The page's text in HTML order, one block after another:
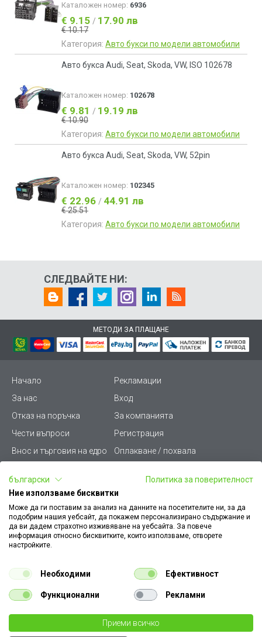
€ 1.94
Каталожен номер: 6936
€ 9.15 / 17.90 лв
€ 10.17
Категория: Авто букси по модели автомобили
Авто букса Audi, Seat, Skoda, VW, ISO 102678
Каталожен номер: 102678
€ 9.81 / 19.19 лв
€ 10.90
Категория: Авто букси по модели автомобили
Авто букса Audi, Seat, Skoda, VW, 52pin
Каталожен номер: 102345
€ 22.96 / 44.91 лв
€ 25.51
Категория: Авто букси по модели автомобили
СЛЕДВАЙТЕ НИ:
МЕТОДИ ЗА ПЛАЩАНЕ
Начало
Рекламации
За нас
Вход
Отказ на поръчка
За компанията
Чести въпроси
Регистрация
Внос и търговия на едро
Оплакване / похвала
Условия за ползване
Стани дистрибутор
Карта на сайта
Кариери
Как да намеря документ
към поръчка
Платформа за AРС
Конфигуратор за ел.
ключове и контакти
Уважаеми Клиенти, моля да имате предвид, че всички изображения на
нашия сайт са илюстративни,
български
Политика за поверителност
Ние използваме бисквитки
Може да ги поставим за анализ на данните на посетителите ни, за да
подобрим нашия уебсайт, да покажем персонализирано съдържание и
да ви дадем страхотно изживяване на уебсайта. За повече
информация относно бисквитките, които използваме, отворете
настройките.
Необходими Ефективност
Функционални Рекламни
Приеми всичко